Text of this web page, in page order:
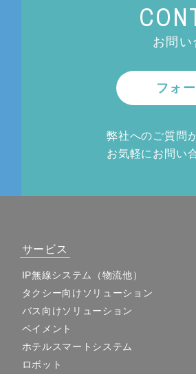
お問
フォ
弊社へのご質問
お気軽にお問い
サービス
IP無線システム（物流他）
タクシー向けソリューション
バス向けソリューション
ペイメント
ホテルスマートシステム
ロボット